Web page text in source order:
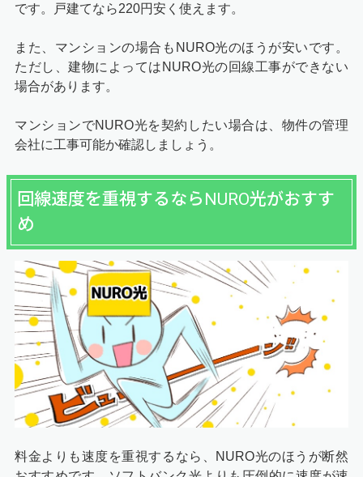
です。戸建てなら220円安く使えます。
また、マンションの場合もNURO光のほうが安いです。
ただし、建物によってはNURO光の回線工事ができない
場合があります。
マンションでNURO光を契約したい場合は、物件の管理
会社に工事可能か確認しましょう。
回線速度を重視するならNURO光がおすす
め
料金よりも速度を重視するなら、NURO光のほうが断然